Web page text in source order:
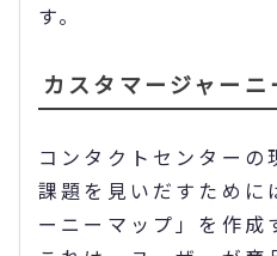
す。
カスタマージャー
コンタクトセンターの
課題を見いだすために
ーニーマップ」を作成